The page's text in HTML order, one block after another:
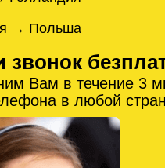
→ Польша
звонок
Вам в течение 3
в любой